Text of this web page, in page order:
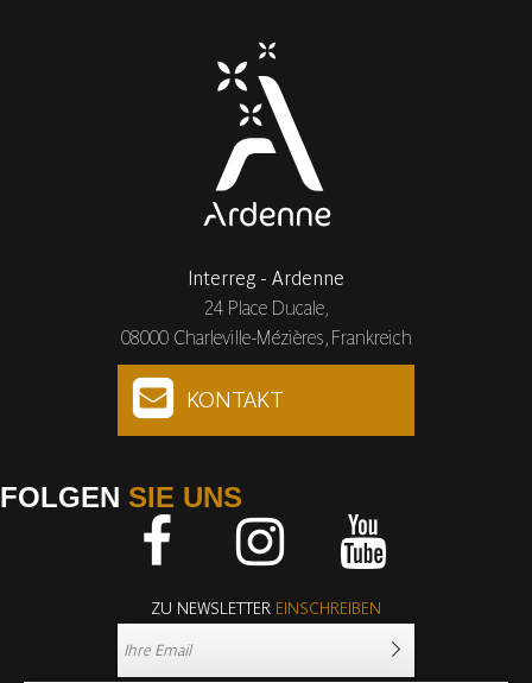
Interreg - Ardenne
24 Place Ducale,
08000 Charleville-Mézières, Frankreich
KONTAKT
FOLGEN SIE UNS
ZU NEWSLETTER EINSCHREIBEN